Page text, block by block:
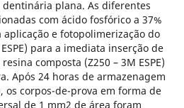
plana. As diferentes
com ácido fosfórico a 37%
aplicação e fotopolimerização do
para a imediata inserção de
composta (Z250 – 3M ESPE)
Após 24 horas de armazenagem
os corpos-de-prova em forma de
de 1 mm2 de área foram